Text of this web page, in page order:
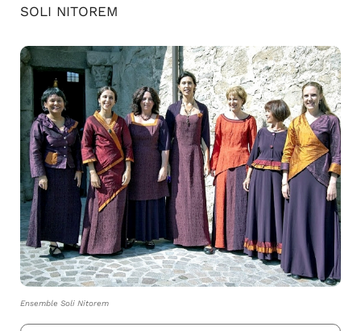
SOLI NITOREM
Ensemble Soli Nitorem